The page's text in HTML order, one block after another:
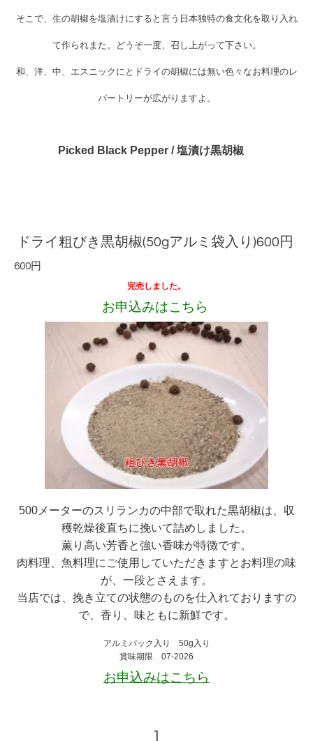
そこで、生の胡椒を塩漬けにすると言う日本独特の食文化を取り入れ
て作られまた。どうぞ一度、召し上がって下さい。
和、洋、中、エスニックにとドライの胡椒には無い色々なお料理のレ
パートリーが広がりますよ。
Picked Black Pepper / 塩漬け黒胡椒
ドライ粗びき黒胡椒(50gアルミ袋入り)600円
600円
完売しました。
お申込みはこちら
500メーターのスリランカの中部で取れた黒胡椒は、収
穫乾燥後直ちに挽いて詰めしました。
薫り高い芳香と強い香味が特徴です。
肉料理、魚料理にご使用していただきますとお料理の味
が、一段とさえます。
当店では、挽き立ての状態のものを仕入れておりますの
で、香り、味ともに新鮮です。
アルミパック入り 50g入り
賞味期限 07-2026
お申込みはこちら
1